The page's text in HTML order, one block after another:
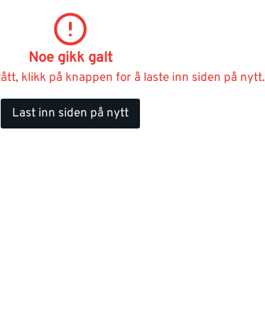
Noe gikk galt
klikk på knappen for å laste inn siden på nytt.
Last inn siden på nytt